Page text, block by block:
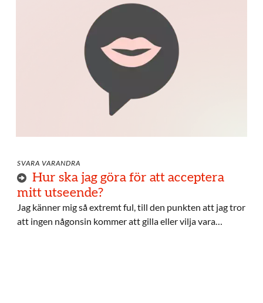
SVARA VARANDRA
Hur ska jag göra för att acceptera
mitt utseende?
Jag känner mig så extremt ful, till den punkten att jag tror
att ingen någonsin kommer att gilla eller vilja vara